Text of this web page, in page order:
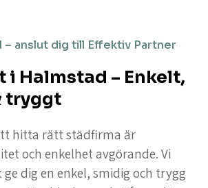
– anslut dig till Effektiv Partner
Halmstad – Enkelt,
tryggt
hitta rätt städfirma är
och enkelhet avgörande. Vi
dig en enkel, smidig och trygg